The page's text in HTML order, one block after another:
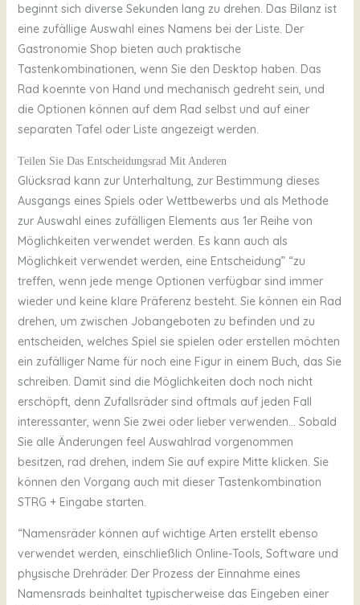
beginnt sich diverse Sekunden lang zu drehen. Das Bilanz ist
eine zufällige Auswahl eines Namens bei der Liste. Der
Gastronomie Shop bieten auch praktische
Tastenkombinationen, wenn Sie den Desktop haben. Das
Rad koennte von Hand und mechanisch gedreht sein, und
die Optionen können auf dem Rad selbst und auf einer
separaten Tafel oder Liste angezeigt werden.
Teilen Sie Das Entscheidungsrad Mit Anderen
Glücksrad kann zur Unterhaltung, zur Bestimmung dieses
Ausgangs eines Spiels oder Wettbewerbs und als Methode
zur Auswahl eines zufälligen Elements aus 1er Reihe von
Möglichkeiten verwendet werden. Es kann auch als
Möglichkeit verwendet werden, eine Entscheidung” “zu
treffen, wenn jede menge Optionen verfügbar sind immer
wieder und keine klare Präferenz besteht. Sie können ein Rad
drehen, um zwischen Jobangeboten zu befinden und zu
entscheiden, welches Spiel sie spielen oder erstellen möchten
ein zufälliger Name für noch eine Figur in einem Buch, das Sie
schreiben. Damit sind die Möglichkeiten doch noch nicht
erschöpft, denn Zufallsräder sind oftmals auf jeden Fall
interessanter, wenn Sie zwei oder lieber verwenden… Sobald
Sie alle Änderungen feel Auswahlrad vorgenommen
besitzen, rad drehen, indem Sie auf expire Mitte klicken. Sie
können den Vorgang auch mit dieser Tastenkombination
STRG + Eingabe starten.
“Namensräder können auf wichtige Arten erstellt ebenso
verwendet werden, einschließlich Online-Tools, Software und
physische Drehräder. Der Prozess der Einnahme eines
Namensrads beinhaltet typischerweise das Eingeben einer